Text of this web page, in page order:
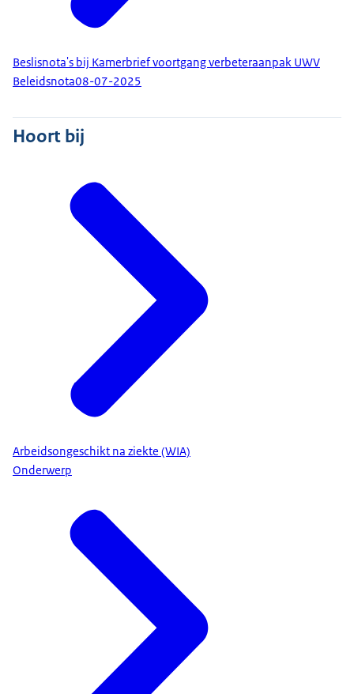
Beslisnota's bij Kamerbrief voortgang verbeteraanpak UWV
Beleidsnota08-07-2025
Hoort bij
Arbeidsongeschikt na ziekte (WIA)
Onderwerp